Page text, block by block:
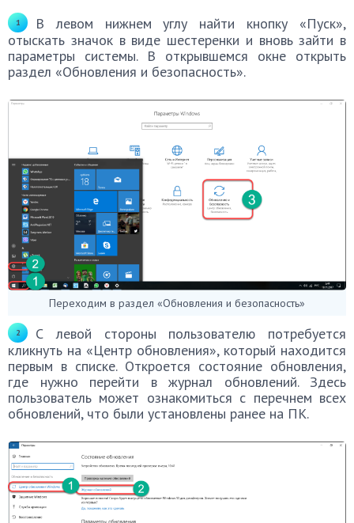
В левом нижнем углу найти кнопку «Пуск»,
отыскать значок в виде шестеренки и вновь зайти в
параметры системы. В открывшемся окне открыть
раздел «Обновления и безопасность».
Переходим в раздел «Обновления и безопасность»
С левой стороны пользователю потребуется
кликнуть на «Центр обновления», который находится
первым в списке. Откроется состояние обновления,
где нужно перейти в журнал обновлений. Здесь
пользователь может ознакомиться с перечнем всех
обновлений, что были установлены ранее на ПК.